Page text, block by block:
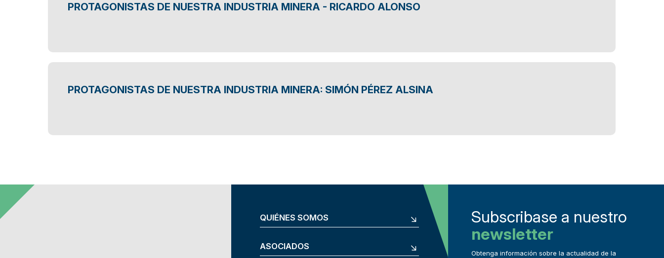
PROTAGONISTAS DE NUESTRA INDUSTRIA MINERA - RICARDO ALONSO
PROTAGONISTAS DE NUESTRA INDUSTRIA MINERA: SIMÓN PÉREZ ALSINA
QUIÉNES SOMOS
ASOCIADOS
Subscribase a nuestro
newsletter
Obtenga información sobre la actualidad de la